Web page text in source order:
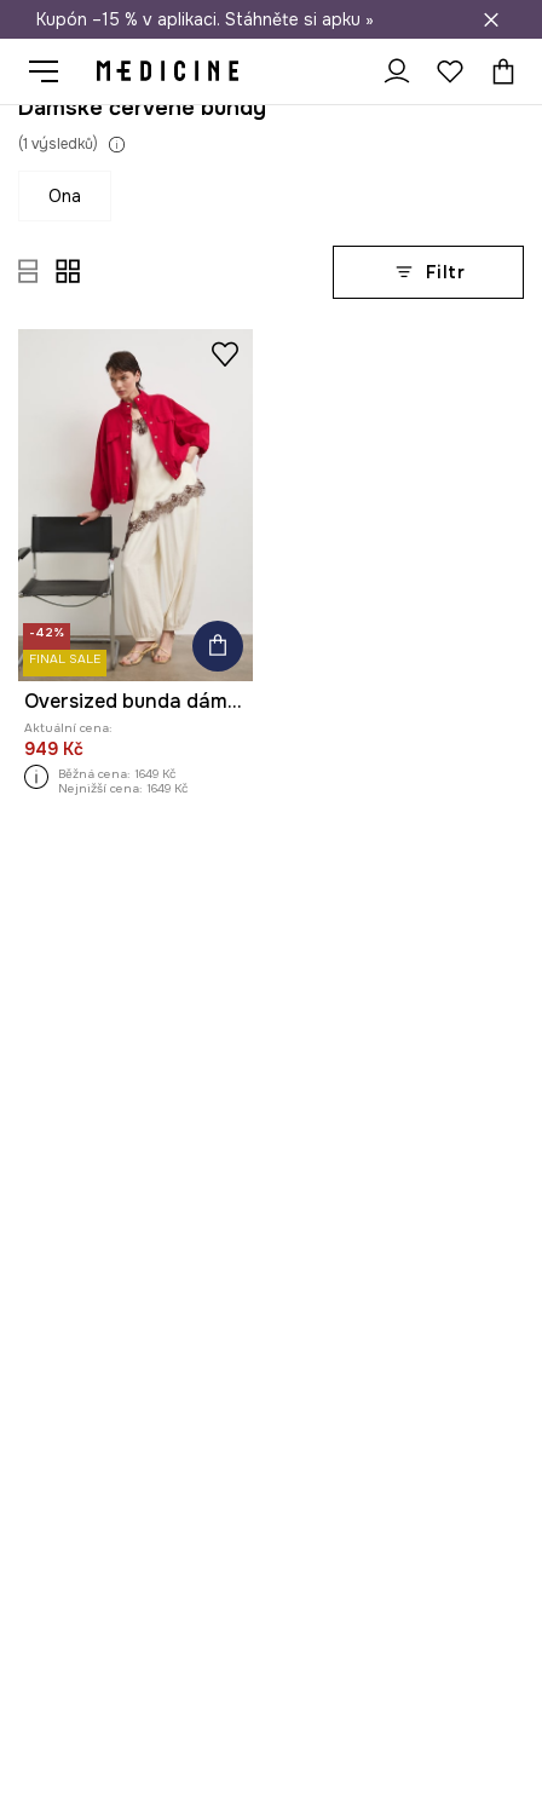
Doprava zdarma při nákupu nad 1 200 Kč
Kupón –15 % v aplikaci. Stáhněte si apku »
Dámské červené bundy
(1 výsledků)
ona
Filtr
-42%
FINAL SALE
Oversized bunda dámská s lyocellem
Aktuální cena:
949 Kč
Běžná cena: 1649 Kč
Nejnižší cena: 1649 Kč